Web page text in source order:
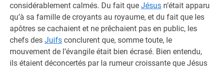
considérablement calmés. Du fait que Jésus n’était apparu
qu’à sa famille de croyants au royaume, et du fait que les
apôtres se cachaient et ne prêchaient pas en public, les
chefs des Juifs conclurent que, somme toute, le
mouvement de l’évangile était bien écrasé. Bien entendu,
ils étaient déconcertés par la rumeur croissante que Jésus